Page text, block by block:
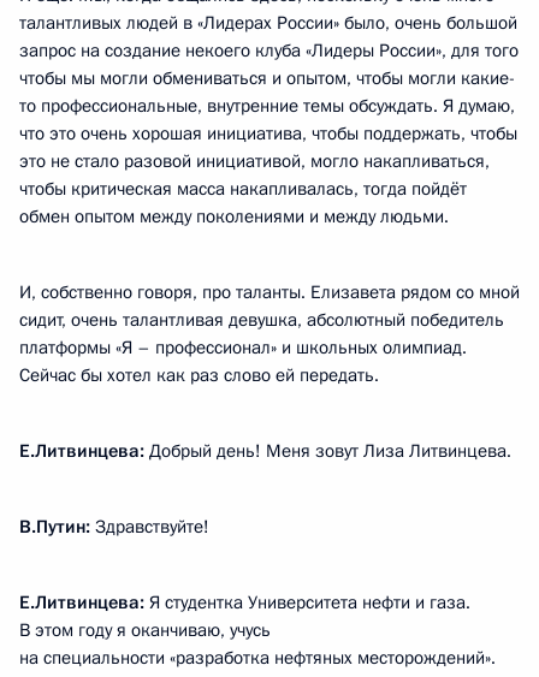
талантливых людей в «Лидерах России» было, очень большой
запрос на создание некоего клуба «Лидеры России», для того
чтобы мы могли обмениваться и опытом, чтобы могли какие-
то профессиональные, внутренние темы обсуждать. Я думаю,
что это очень хорошая инициатива, чтобы поддержать, чтобы
это не стало разовой инициативой, могло накапливаться,
чтобы критическая масса накапливалась, тогда пойдёт
обмен опытом между поколениями и между людьми.
И, собственно говоря, про таланты. Елизавета рядом со мной
сидит, очень талантливая девушка, абсолютный победитель
платформы «Я – профессионал» и школьных олимпиад.
Сейчас бы хотел как раз слово ей передать.
Е.Литвинцева: Добрый день! Меня зовут Лиза Литвинцева.
В.Путин: Здравствуйте!
Е.Литвинцева: Я студентка Университета нефти и газа.
В этом году я оканчиваю, учусь
на специальности «разработка нефтяных месторождений».